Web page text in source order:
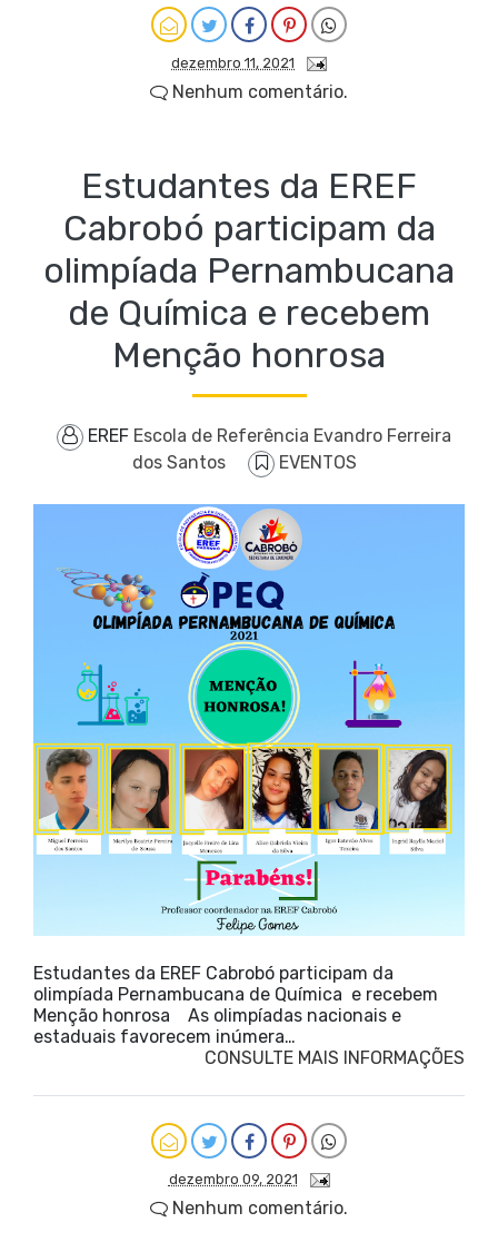
dezembro 11, 2021
Nenhum comentário.
Estudantes da EREF
Cabrobó participam da
olimpíada Pernambucana
de Química e recebem
Menção honrosa
EREF Escola de Referência Evandro Ferreira
dos Santos
EVENTOS
Estudantes da EREF Cabrobó participam da
olimpíada Pernambucana de Química e recebem
Menção honrosa As olimpíadas nacionais e
estaduais favorecem inúmera…
CONSULTE MAIS INFORMAÇÕES
dezembro 09, 2021
Nenhum comentário.